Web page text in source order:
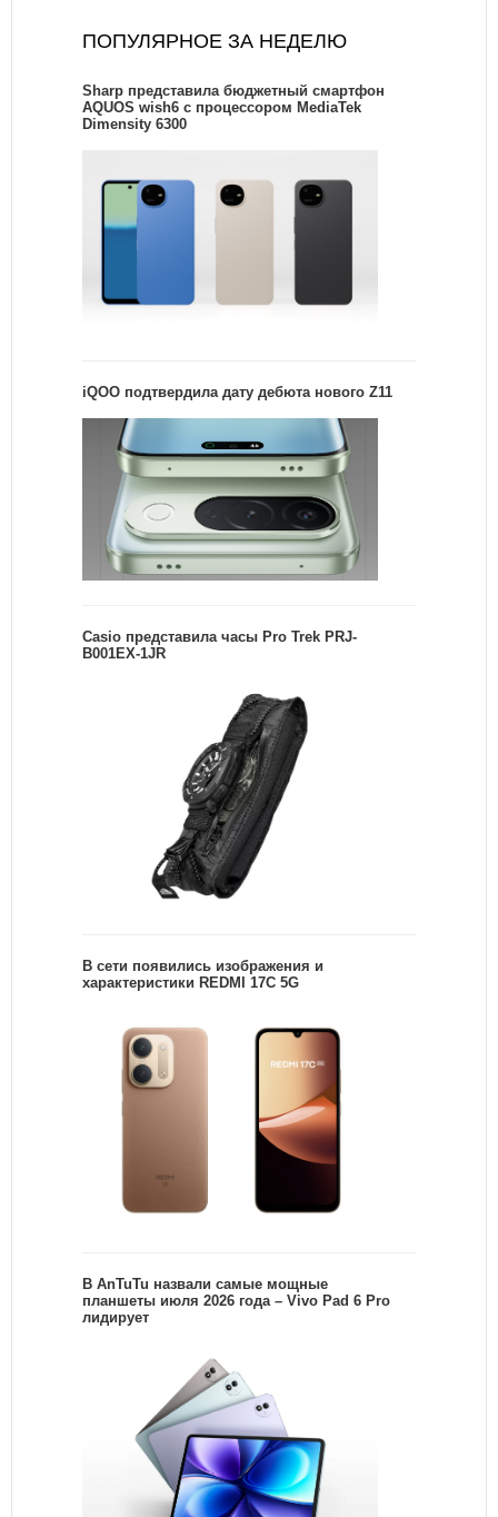
ПОПУЛЯРНОЕ ЗА НЕДЕЛЮ
Sharp представила бюджетный смартфон
AQUOS wish6 с процессором MediaTek
Dimensity 6300
iQOO подтвердила дату дебюта нового Z11
Casio представила часы Pro Trek PRJ-
B001EX-1JR
В сети появились изображения и
характеристики REDMI 17C 5G
В AnTuTu назвали самые мощные
планшеты июля 2026 года – Vivo Pad 6 Pro
лидирует